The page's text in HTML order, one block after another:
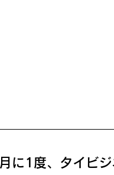
月に1度、タイビ